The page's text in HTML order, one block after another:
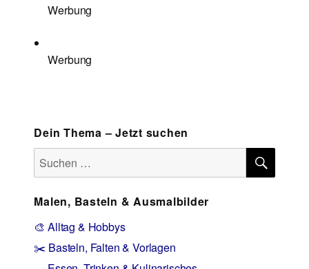
Werbung
Werbung
Dein Thema – Jetzt suchen
Suchen
nach:
Malen, Basteln & Ausmalbilder
🎨 Alltag & Hobbys
✂️ Basteln, Falten & Vorlagen